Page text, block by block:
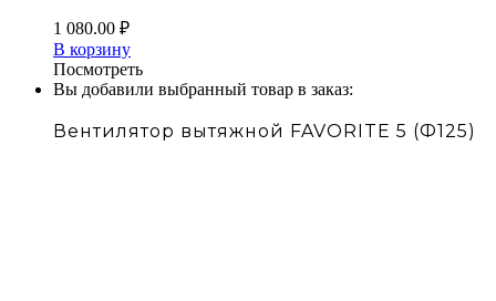
1 080.00 ₽
В корзину
Посмотреть
Вы добавили выбранный товар в заказ:
Вентилятор вытяжной FAVORITE 5 (Ф125)